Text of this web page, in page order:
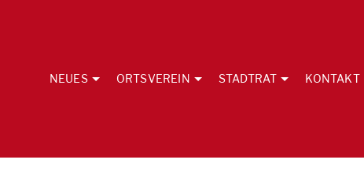
NEUES ORTSVEREIN STADTRAT KONTAKT